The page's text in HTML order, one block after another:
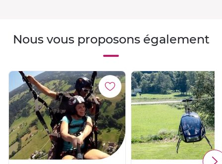
Nous vous proposons également